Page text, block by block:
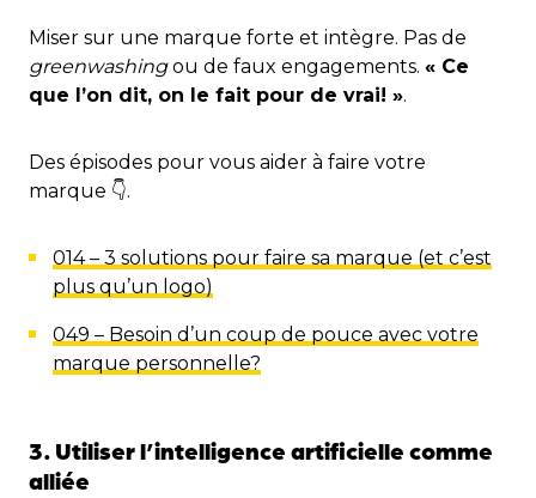
Miser sur une marque forte et intègre. Pas de
greenwashingou de faux engagements. « Ce
que l’on dit, on le fait pour de vrai! ».
Des épisodes pour vous aider à faire votre
marque 👇.
014 – 3 solutions pour faire sa marque (et c’est
plus qu’un logo)
049 – Besoin d’un coup de pouce avec votre
marque personnelle?
3. Utiliser l’intelligence artificielle comme
alliée